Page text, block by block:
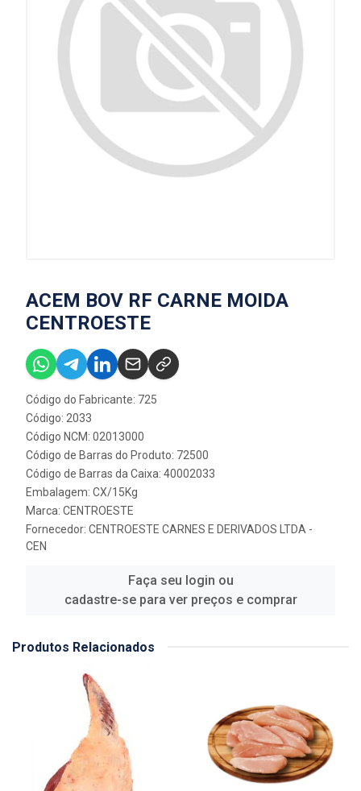
ACEM BOV RF CARNE MOIDA
CENTROESTE
Código do Fabricante: 725
Código: 2033
Código NCM: 02013000
Código de Barras do Produto: 72500
Código de Barras da Caixa: 40002033
Embalagem: CX/15Kg
Marca: CENTROESTE
Fornecedor: CENTROESTE CARNES E DERIVADOS LTDA -
CEN
Faça seu login ou
cadastre-se para ver preços e comprar
Produtos Relacionados